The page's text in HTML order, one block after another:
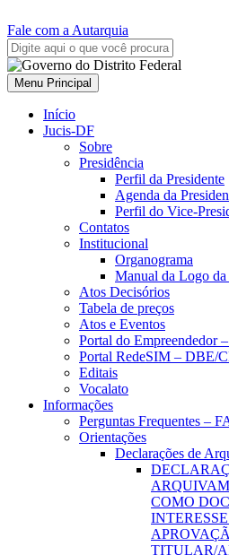
Fale com a Autarquia
Menu Principal
Início
Jucis-DF
Sobre
Presidência
Perfil da Presidente
Agenda da
Perfil do Vice-
Contatos
Institucional
Organograma
Manual da Logo
Atos Decisórios
Tabela de preços
Atos e Eventos
Portal do Empreendedor
Portal RedeSIM – DBE/
Editais
Vocalato
Informações
Perguntas Frequentes –
Orientações
Declarações de
COMO
TITULAR/